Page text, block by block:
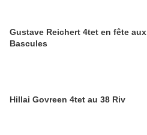
Gustave Reichert 4tet en fête aux
Bascules
Hillai Govreen 4tet au 38 Riv